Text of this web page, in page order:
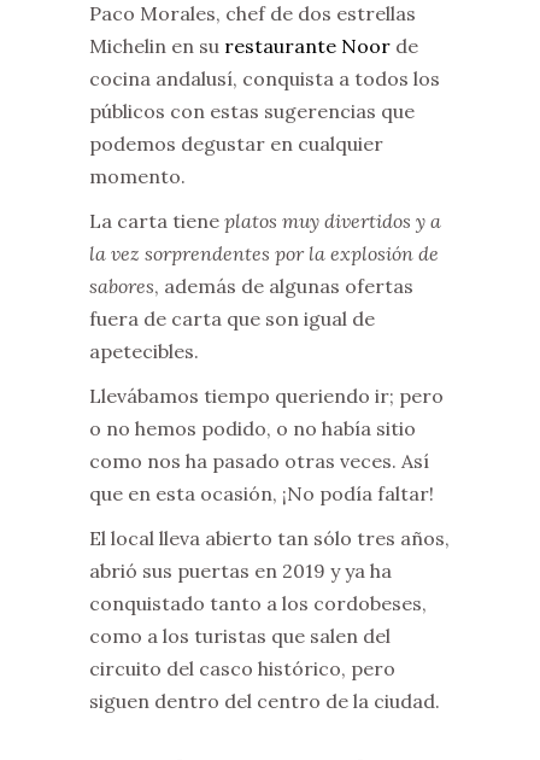
Paco Morales, chef de dos estrellas
Michelin en su restaurante Noor de
cocina andalusí, conquista a todos los
públicos con estas sugerencias que
podemos degustar en cualquier
momento.
La carta tiene platos muy divertidos y a
la vez sorprendentes por la explosión de
sabores, además de algunas ofertas
fuera de carta que son igual de
apetecibles.
Llevábamos tiempo queriendo ir; pero
o no hemos podido, o no había sitio
como nos ha pasado otras veces. Así
que en esta ocasión, ¡No podía faltar!
El local lleva abierto tan sólo tres años,
abrió sus puertas en 2019 y ya ha
conquistado tanto a los cordobeses,
como a los turistas que salen del
circuito del casco histórico, pero
siguen dentro del centro de la ciudad.